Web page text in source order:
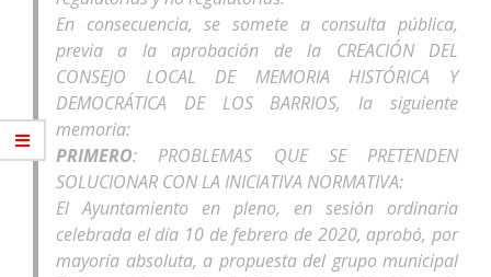
En consecuencia, se somete a consulta pública,
previa a la aprobación de la CREACIÓN DEL
CONSEJO LOCAL DE MEMORIA HISTÓRICA Y
DEMOCRÁTICA DE LOS BARRIOS, la siguiente
memoria:
PRIMERO: PROBLEMAS QUE SE PRETENDEN
SOLUCIONAR CON LA INICIATIVA NORMATIVA:
El Ayuntamiento en pleno, en sesión ordinaria
celebrada el día 10 de febrero de 2020, aprobó, por
mayoría absoluta, a propuesta del grupo municipal